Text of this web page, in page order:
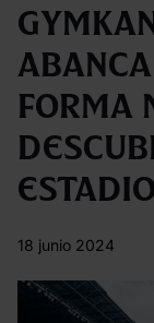
forma
18 junio 2024